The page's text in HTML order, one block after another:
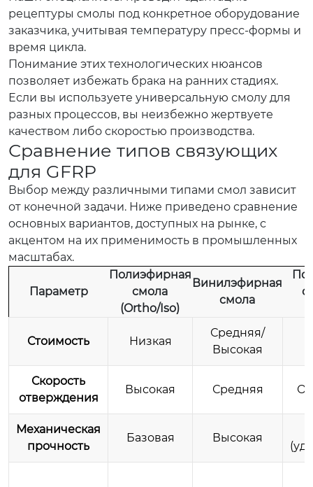
рецептуры смолы под конкретное оборудование
заказчика, учитывая температуру пресс-формы и
время цикла.
Понимание этих технологических нюансов
позволяет избежать брака на ранних стадиях.
Если вы используете универсальную смолу для
разных процессов, вы неизбежно жертвуете
качеством либо скоростью производства.
Сравнение типов связующих
для GFRP
Выбор между различными типами смол зависит
от конечной задачи. Ниже приведено сравнение
основных вариантов, доступных на рынке, с
акцентом на их применимость в промышленных
масштабах.
Параметр
Полиэфирная
смола
(Ortho/Iso)
Винилэфирная
смола
Стоимость Низкая
Средняя/
Высокая
Скорость
отверждения
Высокая Средняя
Механическая
прочность
Базовая Высокая